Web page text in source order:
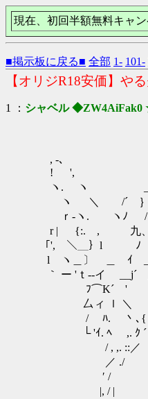
現在、初回半額無料キャ
■掲示板に戻る■ 全部 1- 101-
【オリジR18安価】や
1 ： シャベル
, -､ ,
! ', く￣
ヽ. ヽ
ヽ ＼ /´
ｒ‐ヽ.
r | {:. , 九
｢', ＼＿｝l ﾉ
l ヽ＿〕 ＿ ｲ
｀ ー 'ｔ--イ
ﾌ⌒K´ ' ヽ、｜
厶ィ ｌ ＼ ／
/ ﾊ. 丶､{ , ﾍ
└ 'ｲ. ﾍ ,. ｸ ´
/ , ,. ::／ ﾄ､V
／ ./ |ミvﾑﾍ
′ / ﾞ, | V, ∧＼
|, / | ∧ l :}ﾊ